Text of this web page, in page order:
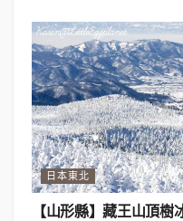
日本東北
【山形縣】藏王山頂